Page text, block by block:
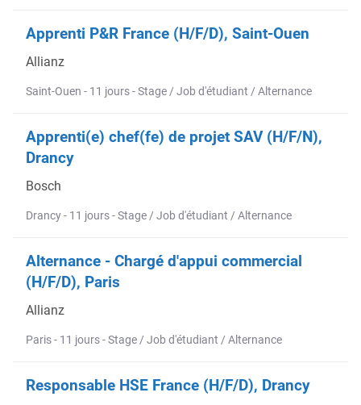
Apprenti P&R France (H/F/D), Saint-Ouen
Allianz
Saint-Ouen - 11 jours - Stage / Job d'étudiant / Alternance
Apprenti(e) chef(fe) de projet SAV (H/F/N),
Drancy
Bosch
Drancy - 11 jours - Stage / Job d'étudiant / Alternance
Alternance - Chargé d'appui commercial
(H/F/D), Paris
Allianz
Paris - 11 jours - Stage / Job d'étudiant / Alternance
Responsable HSE France (H/F/D), Drancy